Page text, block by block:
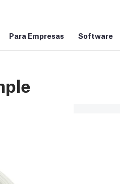
Para Empresas Software